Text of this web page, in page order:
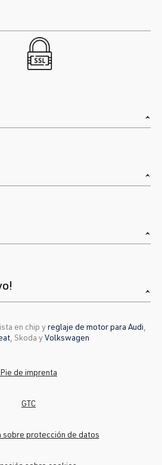
en chip yreglaje de motor para Audi
, Skoda yVolkswagen
Pie de imprenta
GTC
sobre protección de datos